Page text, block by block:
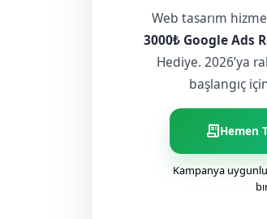
Web tasarım
3000₺ Google Ads
Hediye. 2026’ya
başlangıç
receipt_longHemen
Kampanya